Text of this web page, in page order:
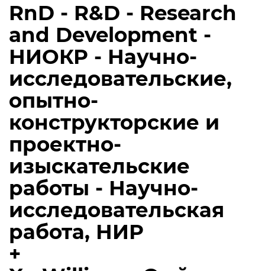
RnD - R&D - Research
and Development -
НИОКР - Научно-
исследовательские,
опытно-
конструкторские и
проектно-
изыскательские
работы - Научно-
исследовательская
работа, НИР
+